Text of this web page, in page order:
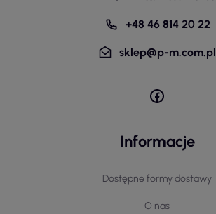
+48 46 814 20 22
sklep@p-m.com.pl
Informacje
Dostępne formy dostawy
O nas